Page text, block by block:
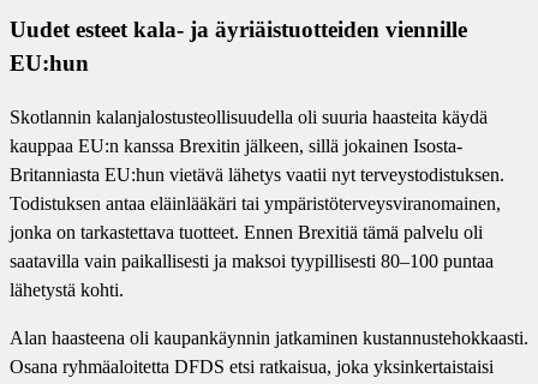
Uudet esteet kala- ja äyriäistuotteiden viennille
EU:hun
Skotlannin kalanjalostusteollisuudella oli suuria haasteita käydä
kauppaa EU:n kanssa Brexitin jälkeen, sillä jokainen Isosta-
Britanniasta EU:hun vietävä lähetys vaatii nyt terveystodistuksen.
Todistuksen antaa eläinlääkäri tai ympäristöterveysviranomainen,
jonka on tarkastettava tuotteet. Ennen Brexitiä tämä palvelu oli
saatavilla vain paikallisesti ja maksoi tyypillisesti 80–100 puntaa
lähetystä kohti.
Alan haasteena oli kaupankäynnin jatkaminen kustannustehokkaasti.
Osana ryhmäaloitetta DFDS etsi ratkaisua, joka yksinkertaistaisi